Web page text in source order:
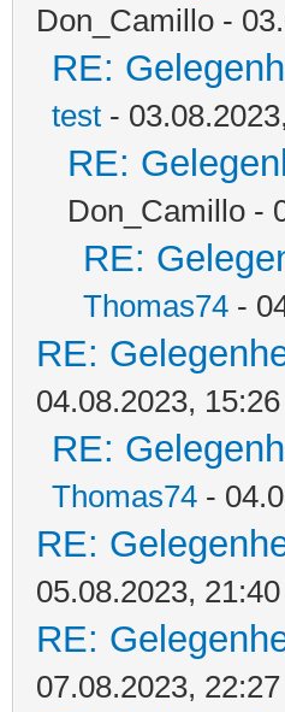
Don_Camillo -
RE:
test -
RE:
Don_Camillo -
RE:
Thomas74 -
RE:
04.08.2023, 15:26
RE:
Thomas74 -
RE:
05.08.2023, 21:40
RE:
07.08.2023, 22:27